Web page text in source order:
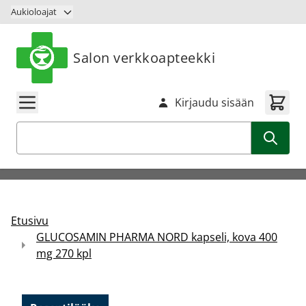
Siirry sisältöön
Aukioloajat
Salon verkkoapteekki
Kirjaudu sisään
Etusivu
GLUCOSAMIN PHARMA NORD kapseli, kova 400
mg 270 kpl